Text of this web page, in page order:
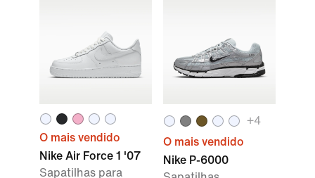
O mais vendido
Nike Air Force 1 '07
Sapatilhas para
+4
O mais vendido
Nike P-6000